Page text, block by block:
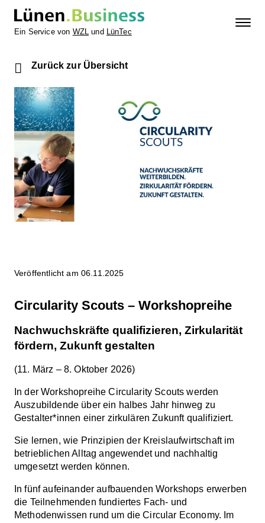
Ein Service von WZL und LünTec
Zurück zur Übersicht
Veröffentlicht am 06.11.2025
Circularity Scouts – Workshopreihe
Nachwuchskräfte qualifizieren, Zirkularität
fördern, Zukunft gestalten
(11. März – 8. Oktober 2026)
In der Workshopreihe Circularity Scouts werden
Auszubildende über ein halbes Jahr hinweg zu
Gestalter*innen einer zirkulären Zukunft qualifiziert.
Sie lernen, wie Prinzipien der Kreislaufwirtschaft im
betrieblichen Alltag angewendet und nachhaltig
umgesetzt werden können.
In fünf aufeinander aufbauenden Workshops erwerben
die Teilnehmenden fundiertes Fach- und
Methodenwissen rund um die Circular Economy. Im